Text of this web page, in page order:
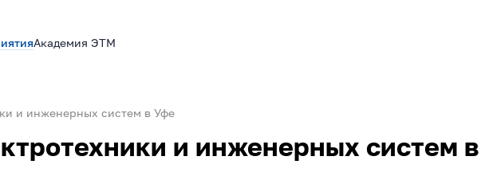
Академия ЭТМ
и инженерных систем в Уфе
и инженерных систем